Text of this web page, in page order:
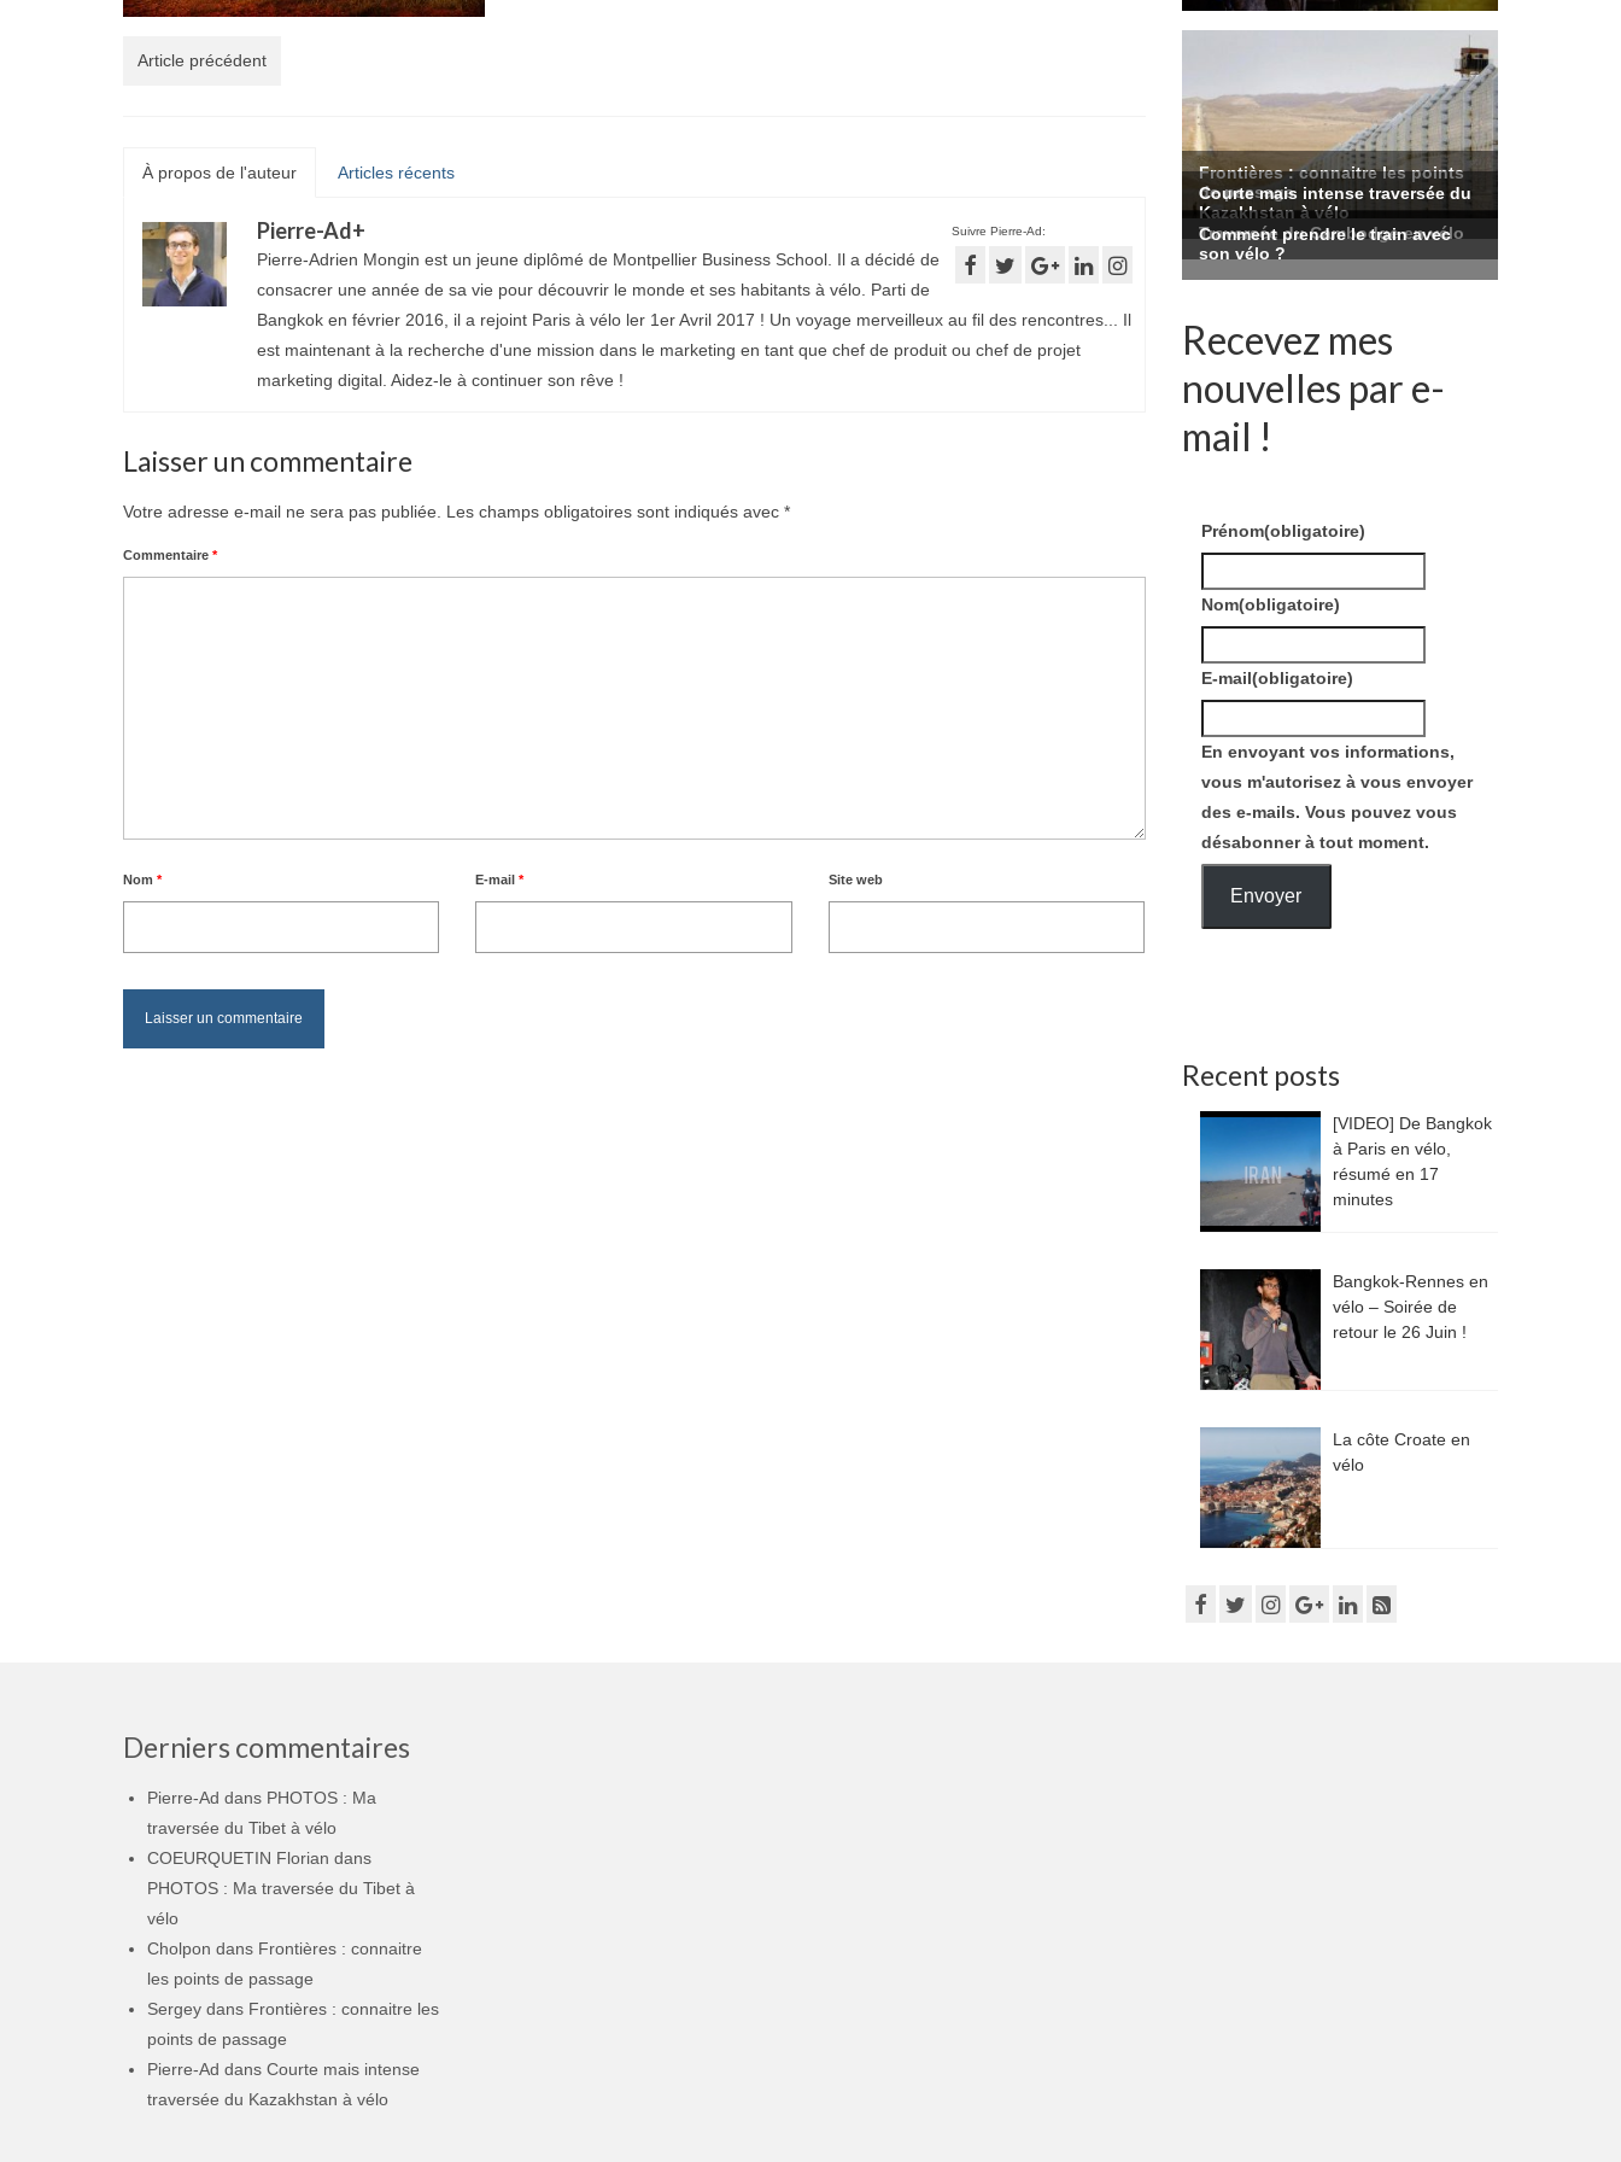
Article précédent
À propos de l'auteur Articles récents
Suivre Pierre-Ad:
Pierre-Ad+
Pierre-Adrien Mongin est un jeune diplômé de Montpellier Business School. Il a décidé de
consacrer une année de sa vie pour découvrir le monde et ses habitants à vélo. Parti de
Bangkok en février 2016, il a rejoint Paris à vélo ler 1er Avril 2017 ! Un voyage merveilleux au fil des rencontres... Il
est maintenant à la recherche d'une mission dans le marketing en tant que chef de produit ou chef de projet
marketing digital. Aidez-le à continuer son rêve !
Laisser un commentaire
Votre adresse e-mail ne sera pas publiée. Les champs obligatoires sont indiqués avec *
Commentaire *
Nom * E-mail* Site web
Recevez mes
nouvelles par e-
mail !
Prénom(obligatoire)
Nom(obligatoire)
E-mail(obligatoire)
En envoyant vos informations,
vous m'autorisez à vous envoyer
des e-mails. Vous pouvez vous
désabonner à tout moment.
Envoyer
Recent posts
[VIDEO] De Bangkok
à Paris en vélo,
résumé en 17
minutes
Bangkok-Rennes en
vélo – Soirée de
retour le 26 Juin !
La côte Croate en
vélo
Derniers commentaires
Pierre-Ad dans PHOTOS : Ma
traversée du Tibet à vélo
COEURQUETIN Florian dans
PHOTOS : Ma traversée du Tibet à
vélo
Cholpon dans Frontières : connaitre
les points de passage
Sergey dans Frontières : connaitre les
points de passage
Pierre-Ad dans Courte mais intense
traversée du Kazakhstan à vélo